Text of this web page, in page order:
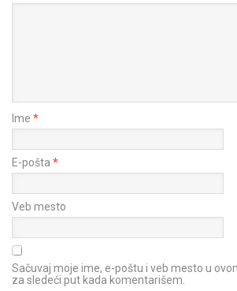
Ime *
E-pošta *
Veb mesto
Sačuvaj moje ime, e-poštu i veb mesto u
za sledeći put kada komentarišem.